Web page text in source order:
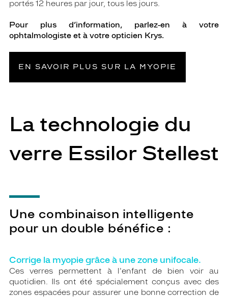
portés 12 heures par jour, tous les jours.
Pour plus d’information, parlez-en à votre
ophtalmologiste et à votre opticien Krys.
EN SAVOIR PLUS SUR LA MYOPIE
La technologie du
verre Essilor Stellest
Une combinaison intelligente
pour un double bénéfice :
Corrige la myopie grâce à une zone unifocale.
Ces verres permettent à l'enfant de bien voir au
quotidien. Ils ont été spécialement conçus avec des
zones espacées pour assurer une bonne correction de